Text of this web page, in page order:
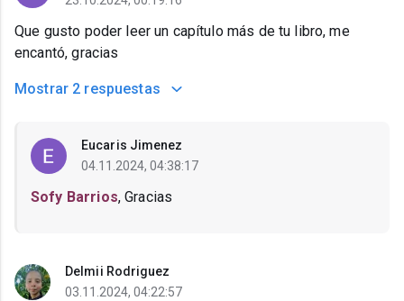
Que gusto poder leer un capítulo más de tu libro, me
encantó, gracias
Mostrar 2 respuestas
Eucaris Jimenez
04.11.2024, 04:38:17
Sofy Barrios, Gracias
Delmii Rodriguez
03.11.2024, 04:22:57